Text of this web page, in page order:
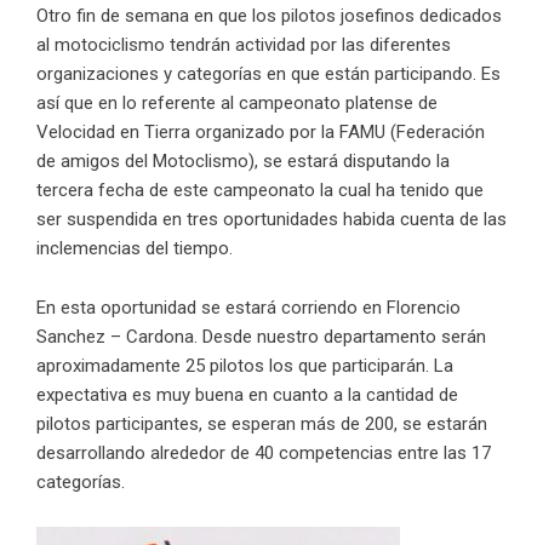
Otro fin de semana en que los pilotos josefinos dedicados
al motociclismo tendrán actividad por las diferentes
organizaciones y categorías en que están participando. Es
así que en lo referente al campeonato platense de
Velocidad en Tierra organizado por la FAMU (Federación
de amigos del Motoclismo), se estará disputando la
tercera fecha de este campeonato la cual ha tenido que
ser suspendida en tres oportunidades habida cuenta de las
inclemencias del tiempo.
En esta oportunidad se estará corriendo en Florencio
Sanchez – Cardona. Desde nuestro departamento serán
aproximadamente 25 pilotos los que participarán. La
expectativa es muy buena en cuanto a la cantidad de
pilotos participantes, se esperan más de 200, se estarán
desarrollando alrededor de 40 competencias entre las 17
categorías.